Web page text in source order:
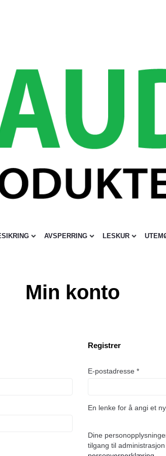
AVSPERRING LESKUR
Min konto
Registrer
E-postadresse *Påkrevd
En lenke for å angi et
Dine
tilgang til